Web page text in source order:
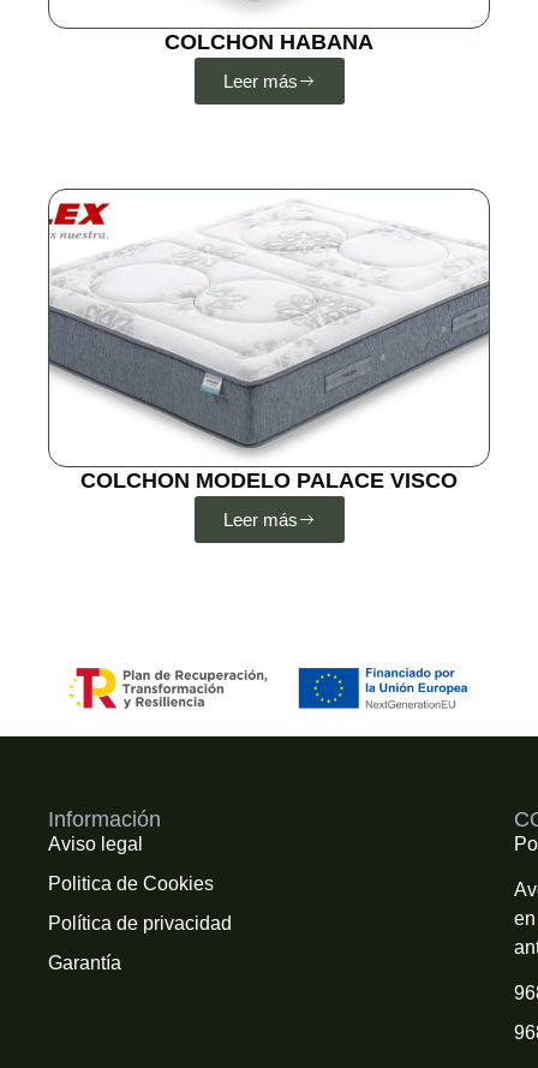
COLCHON HABANA
Leer más
COLCHON MODELO PALACE VISCO
Leer más
Información
Aviso legal
Politica de Cookies
Política de privacidad
Garantía